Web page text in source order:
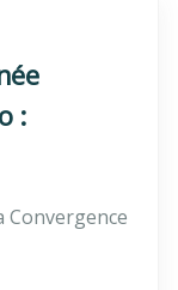
:
Convergence